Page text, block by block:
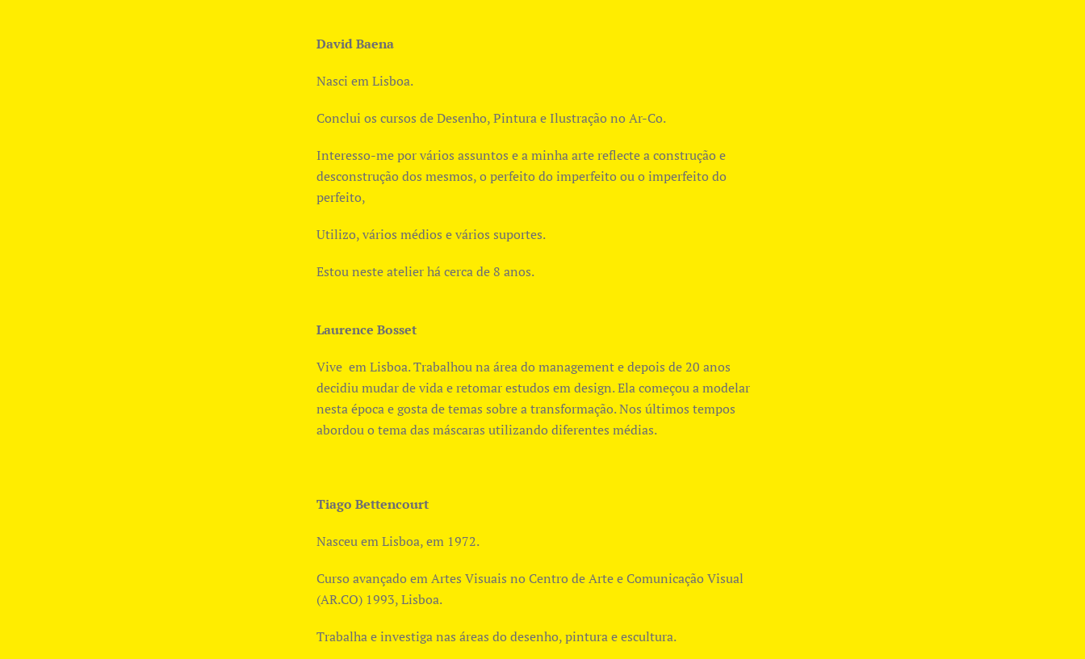
David Baena
Nasci em Lisboa.
Conclui os cursos de Desenho, Pintura e Ilustração no Ar-Co.
Interesso-me por vários assuntos e a minha arte reflecte a construção e
desconstrução dos mesmos, o perfeito do imperfeito ou o imperfeito do
perfeito,
Utilizo, vários médios e vários suportes.
Estou neste atelier há cerca de 8 anos.
Laurence Bosset
Vive em Lisboa. Trabalhou na área do management e depois de 20 anos
decidiu mudar de vida e retomar estudos em design. Ela começou a modelar
nesta época e gosta de temas sobre a transformação. Nos últimos tempos
abordou o tema das máscaras utilizando diferentes médias.
Tiago Bettencourt
Nasceu em Lisboa, em 1972.
Curso avançado em Artes Visuais no Centro de Arte e Comunicação Visual
(AR.CO) 1993, Lisboa.
Trabalha e investiga nas áreas do desenho, pintura e escultura.